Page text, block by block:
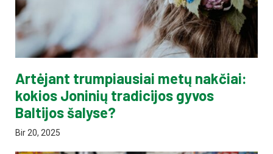
Artėjant trumpiausiai metų nakčiai:
kokios Joninių tradicijos gyvos
Baltijos šalyse?
Bir 20, 2025